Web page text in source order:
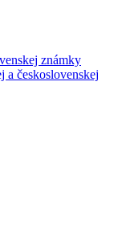
známky
a československej